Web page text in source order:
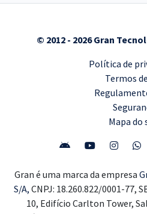
© 2012 - 2026 Gran
Política de
Termos
Mapa do
Gran é uma marca da empresa
S/A, CNPJ: 18.260.822/0001-77,
10, Edifício Carlton Tower,